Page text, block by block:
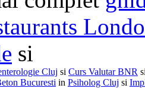
si
Cluj si Curs Valutar BNR
Bucuresti in Psiholog Cluj si